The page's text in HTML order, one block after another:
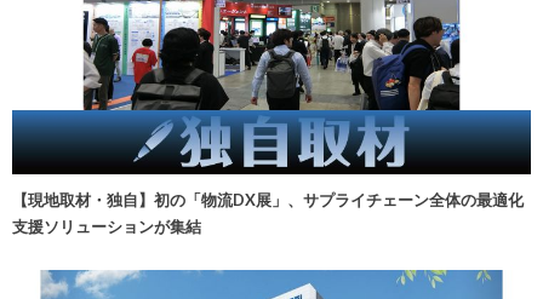
【現地取材・独自】初の「物流DX展」、サプライチェーン全体の最適化
支援ソリューションが集結